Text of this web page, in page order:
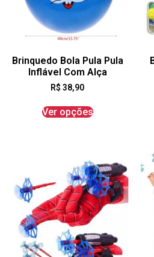
Brinquedo Bola Pula Pula
Inflável Com Alça
R$ 38,90
Ver opções